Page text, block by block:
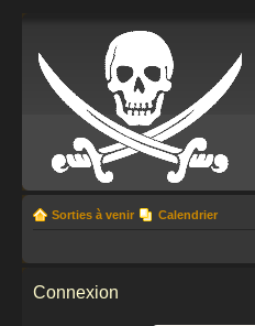
Sorties à venir Calendrier
Connexion